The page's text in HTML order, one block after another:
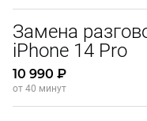
Замена
iPhone 14 Pro
10 990 ₽
от 40 минут